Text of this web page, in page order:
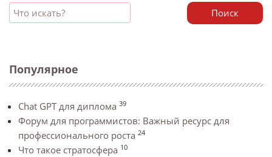
Поиск
Популярное
Chat GPT для диплома 39
Форум для программистов: Важный ресурс для
профессионального роста 24
Что такое стратосфера 10